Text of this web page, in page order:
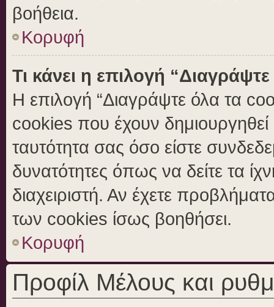
βοήθεια.
Κορυφή
Τι κάνει η επιλογή
Η επιλογή “Διαγράψτε όλα τα
cookies που έχουν
ταυτότητα σας όσο είστε
δυνατότητες όπως να δείτε τα
διαχειριστή. Αν έχετε
των cookies ίσως βοηθήσει.
Κορυφή
Προφίλ Μέλους και